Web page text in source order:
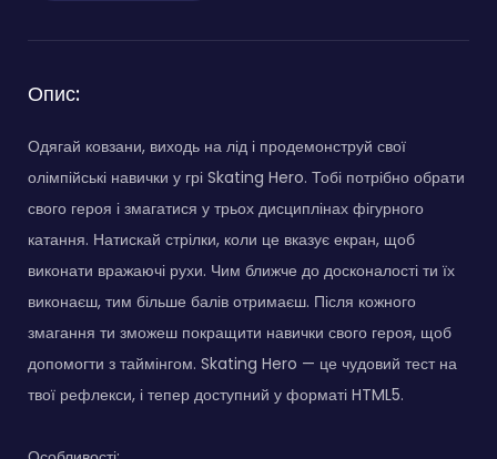
Опис:
Одягай ковзани, виходь на лід і продемонструй свої
олімпійські навички у грі Skating Hero. Тобі потрібно обрати
свого героя і змагатися у трьох дисциплінах фігурного
катання. Натискай стрілки, коли це вказує екран, щоб
виконати вражаючі рухи. Чим ближче до досконалості ти їх
виконаєш, тим більше балів отримаєш. Після кожного
змагання ти зможеш покращити навички свого героя, щоб
допомогти з таймінгом. Skating Hero — це чудовий тест на
твої рефлекси, і тепер доступний у форматі HTML5.